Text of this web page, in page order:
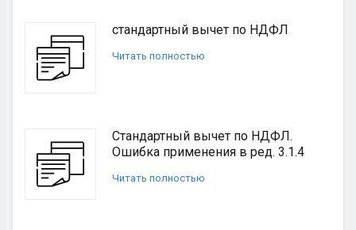
стандартный вычет по НДФЛ
Читать полностью
Стандартный вычет по НДФЛ.
Ошибка применения в ред. 3.1.4
Читать полностью